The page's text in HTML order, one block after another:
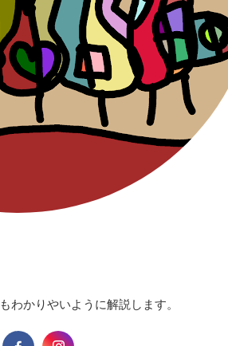
かりやいように解説します。